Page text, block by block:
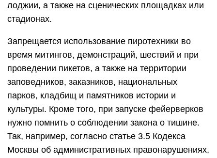
лоджии, а также на сценических площадках или
стадионах.
Запрещается использование пиротехники во
время митингов, демонстраций, шествий и при
проведении пикетов, а также на территории
заповедников, заказников, национальных
парков, кладбищ и памятников истории и
культуры. Кроме того, при запуске фейерверков
нужно помнить о соблюдении закона о тишине.
Так, например, согласно статье 3.5 Кодекса
Москвы об административных правонарушениях,